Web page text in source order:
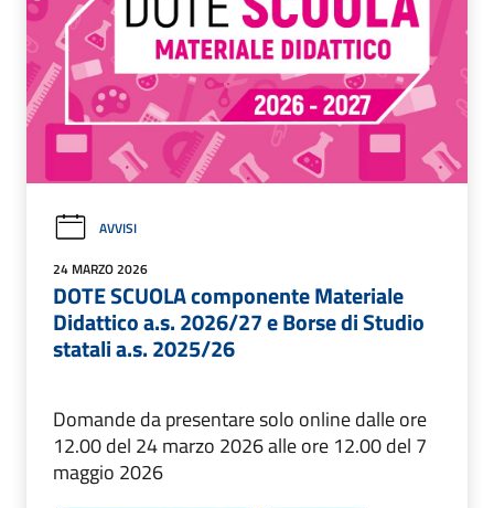
AVVISI
24 MARZO 2026
DOTE SCUOLA componente Materiale
Didattico a.s. 2026/27 e Borse di Studio
statali a.s. 2025/26
Domande da presentare solo online dalle ore
12.00 del 24 marzo 2026 alle ore 12.00 del 7
maggio 2026